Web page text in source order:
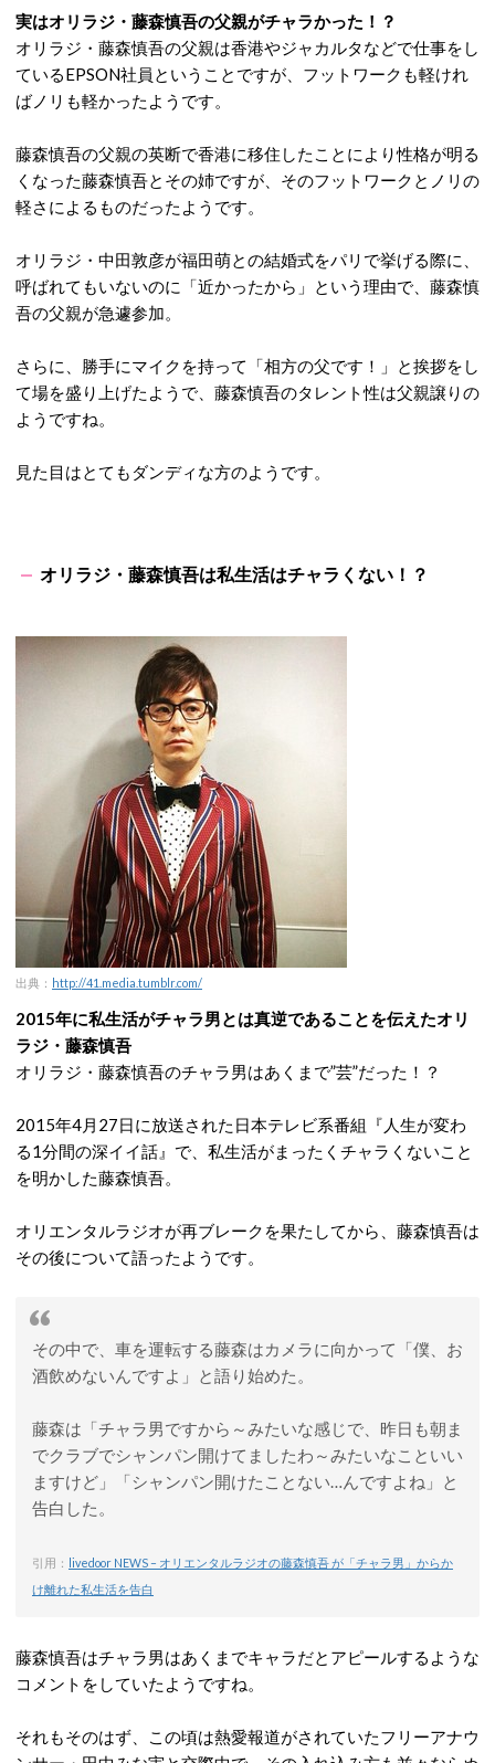
実はオリラジ・藤森慎吾の父親がチャラかった！？
オリラジ・藤森慎吾の父親は香港やジャカルタなどで仕事をし
ているEPSON社員ということですが、フットワークも軽けれ
ばノリも軽かったようです。
藤森慎吾の父親の英断で香港に移住したことにより性格が明る
くなった藤森慎吾とその姉ですが、そのフットワークとノリの
軽さによるものだったようです。
オリラジ・中田敦彦が福田萌との結婚式をパリで挙げる際に、
呼ばれてもいないのに「近かったから」という理由で、藤森慎
吾の父親が急遽参加。
さらに、勝手にマイクを持って「相方の父です！」と挨拶をし
て場を盛り上げたようで、藤森慎吾のタレント性は父親譲りの
ようですね。
見た目はとてもダンディな方のようです。
オリラジ・藤森慎吾は私生活はチャラくない！？
出典： http://41.media.tumblr.com/
2015年に私生活がチャラ男とは真逆であることを伝えたオリ
ラジ・藤森慎吾
オリラジ・藤森慎吾のチャラ男はあくまで”芸”だった！？
2015年4月27日に放送された日本テレビ系番組『人生が変わ
る1分間の深イイ話』で、私生活がまったくチャラくないこと
を明かした藤森慎吾。
オリエンタルラジオが再ブレークを果たしてから、藤森慎吾は
その後について語ったようです。
その中で、車を運転する藤森はカメラに向かって「僕、お
酒飲めないんですよ」と語り始めた。
藤森は「チャラ男ですから～みたいな感じで、昨日も朝ま
でクラブでシャンパン開けてましたわ～みたいなこといい
ますけど」「シャンパン開けたことない…んですよね」と
告白した。
引用： livedoor NEWS – オリエンタルラジオの藤森慎吾 が「チャラ男」からか
け離れた私生活を告白
藤森慎吾はチャラ男はあくまでキャラだとアピールするような
コメントをしていたようですね。
それもそのはず、この頃は熱愛報道がされていたフリーアナウ